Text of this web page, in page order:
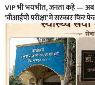
VIP भी भयभीत, जनता कहे — अब
‘वीआईपी परीक्षा’ में सरकार फिर